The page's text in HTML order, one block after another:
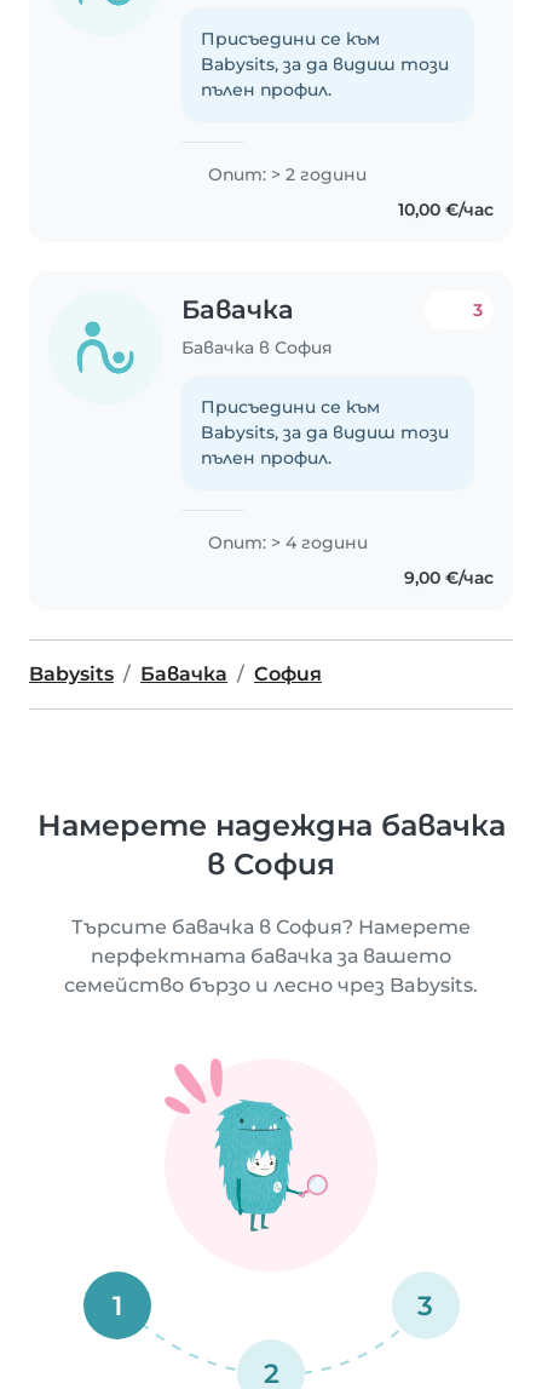
Присъедини се към
Babysits, за да видиш този
пълен профил.
Опит: > 2 години
10,00 €/час
Бавачка
Бавачка в София
3
Присъедини се към
Babysits, за да видиш този
пълен профил.
Опит: > 4 години
9,00 €/час
Babysits Бавачка София
Намерете надеждна бавачка
в София
Търсите бавачка в София? Намерете
перфектната бавачка за вашето
семейство бързо и лесно чрез Babysits.
1
2
3